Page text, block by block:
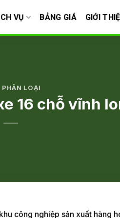
VỤ BẢNG GIÁ GIỚI
PHÂN LOẠI
16 chỗ vĩnh
công nghiệp sản xuất hàng